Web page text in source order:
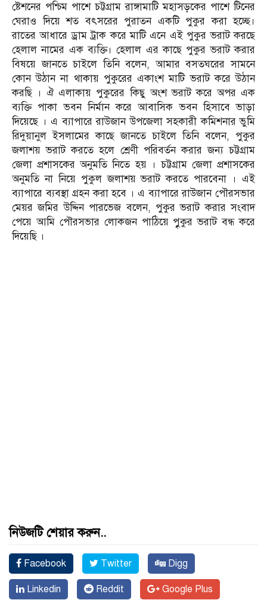
ষ্টেশনের পশ্চিম পাশে চট্টগ্রাম রাঙ্গামাটি মহাসড়কের পাশে টিনের
ঘেরাও দিয়ে শত বৎসরের পুরাতন একটি পুকুর করা হচ্ছে।
রাতের আধারে ড্রাম ট্রাক করে মাটি এনে এই পুকুর ভরাট করছে
হেলাল নামের এক ব্যক্তি। হেলাল এর কাছে পুকুর ভরাট করার
বিষয়ে জানতে চাইলে তিনি বলেন, আমার বসতঘরের সামনে
কোন উঠান না থাকায় পুকুরের একাংশ মাটি ভরাট করে উঠান
করছি । ঐ এলাকায় পুকুরের কিছু অংশ ভরাট করে অপর এক
ব্যক্তি পাকা ভবন নির্মান করে আবাসিক ভবন হিসাবে ভাড়া
দিয়েছে । এ ব্যাপারে রাউজান উপজেলা সহকারী কমিশনার ভুমি
রিদুয়ানুল ইসলামের কাছে জানতে চাইলে তিনি বলেন, পুকুর
জলাশয় ভরাট করতে হলে শ্রেণী পরিবর্তন করার জন্য চট্টগ্রাম
জেলা প্রশাসকের অনুমতি নিতে হয় । চট্টগ্রাম জেলা প্রশাসকের
অনুমতি না নিয়ে পুকুল জলাশয় ভরাট করতে পারবেনা । এই
ব্যাপারে ব্যবস্থা গ্রহন করা হবে । এ ব্যাপারে রাউজান পৌরসভার
মেয়র জমির উদ্দিন পারভেজ বলেন, পুকুর ভরাট করার সংবাদ
পেয়ে আমি পৌরসভার লোকজন পাঠিয়ে পুৃকুর ভরাট বন্ধ করে
দিয়েছি ।
নিউজটি শেয়ার করুন..
Facebook Twitter Digg
Linkedin Reddit Google Plus